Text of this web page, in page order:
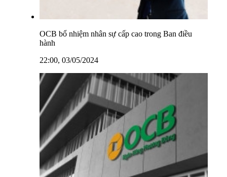
OCB bổ nhiệm nhân sự cấp cao trong Ban điều
hành
22:00, 03/05/2024